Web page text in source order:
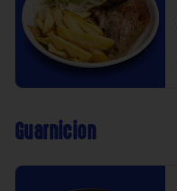
Guarnicion